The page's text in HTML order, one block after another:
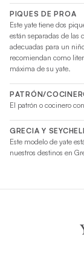
PIQUES DE PROA
Este yate tiene dos
están separadas de las
adecuadas para un
recomiendan como
máxima de su yate.
PATRÓN/
El patrón o cocinero
GRECIA Y
Este modelo de yate
nuestros destinos en